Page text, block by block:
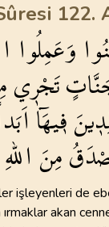
122.
وَعَمِلُوا
تَجْر۪ي
ف۪يهَٓا
مِنَ اللّٰهِ
işleyenleri de
akan